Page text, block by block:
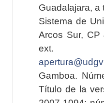
Guadalajara, a
Sistema de
Arcos Sur, CP
ext.
Gamboa.
Título de la